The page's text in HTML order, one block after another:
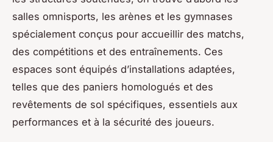
salles omnisports, les arènes et les gymnases
spécialement conçus pour accueillir des matchs,
des compétitions et des entraînements. Ces
espaces sont équipés d’installations adaptées,
telles que des paniers homologués et des
revêtements de sol spécifiques, essentiels aux
performances et à la sécurité des joueurs.